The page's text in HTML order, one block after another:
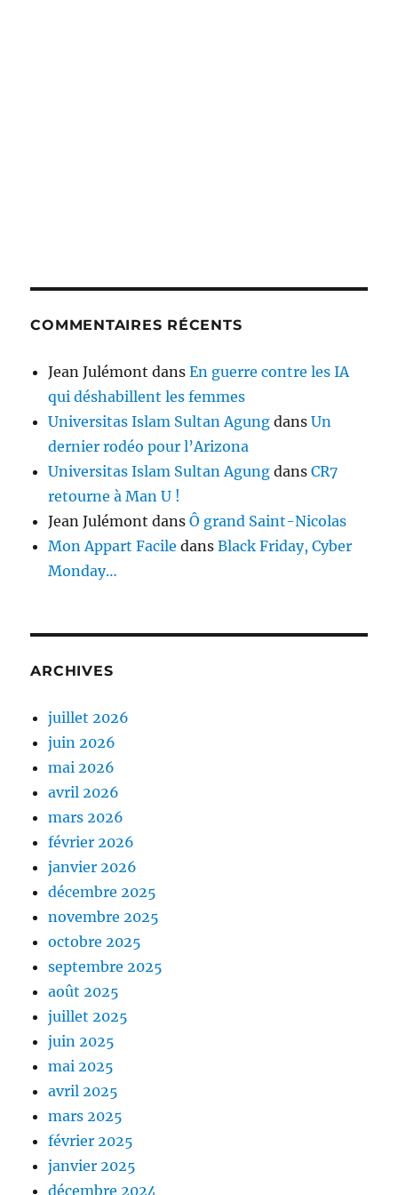
COMMENTAIRES RÉCENTS
Jean Julémont dansEn guerre contre les IA
qui déshabillent les femmes
Universitas Islam Sultan Agung dansUn
dernier rodéo pour l’Arizona
Universitas Islam Sultan Agung dansCR7
retourne à Man U !
Jean Julémont dansÔ grand Saint-Nicolas
Mon Appart Facile dansBlack Friday, Cyber
Monday…
ARCHIVES
juillet 2026
juin 2026
mai 2026
avril 2026
mars 2026
février 2026
janvier 2026
décembre 2025
novembre 2025
octobre 2025
septembre 2025
août 2025
juillet 2025
juin 2025
mai 2025
avril 2025
mars 2025
février 2025
janvier 2025
décembre 2024